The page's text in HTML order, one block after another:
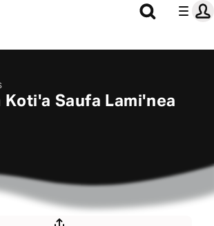
Saufa Lamiꞌnea